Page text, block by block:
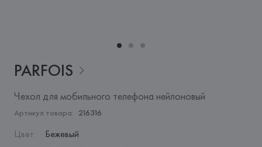
PARFOIS
Чехол для мобильного телефона нейлоновый
Артикул товара: 216316
Цвет: Бежевый